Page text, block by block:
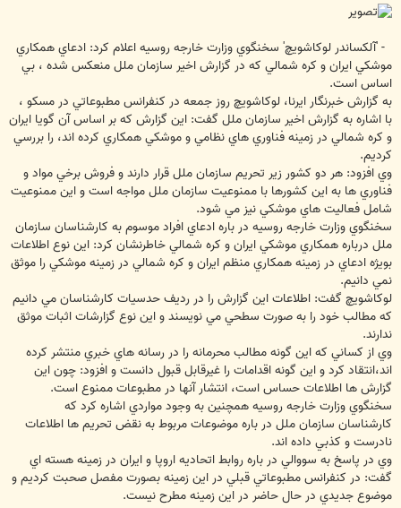
ت
- 'آلكساندر لوكاشويچ' سخنگوي وزارت خارجه روسيه اعلام كرد: ادعاي همكاري
موشكي ايران و كره شمالي كه در گزارش اخير سازمان ملل منعكس شده ، بي
اساس است.
به گزارش خبرنگار ايرنا، لوكاشويچ روز جمعه در كنفرانس مطبوعاتي در مسكو ،
با اشاره به گزارش اخير سازمان ملل گفت: اين گزارش كه بر اساس آن گويا ايران
و كره شمالي در زمينه فناوري هاي نظامي و موشكي همكاري كرده اند، را بررسي
كرديم.
وي افزود: هر دو كشور زير تحريم سازمان ملل قرار دارند و فروش برخي مواد و
فناوري ها به اين كشورها با ممنوعيت سازمان ملل مواجه است و اين ممنوعيت
شامل فعاليت هاي موشكي نيز مي شود.
سخنگوي وزارت خارجه روسيه در باره ادعاي افراد موسوم به كارشناسان سازمان
ملل درباره همكاري موشكي ايران و كره شمالي خاطرنشان كرد: اين نوع اطلاعات
بويژه ادعاي در زمينه همكاري منظم ايران و كره شمالي در زمينه موشكي را موثق
نمي دانيم.
لوكاشويچ گفت: اطلاعات اين گزارش را در رديف حدسيات كارشناسان مي دانيم
كه مطالب خود را به صورت سطحي مي نويسند و اين نوع گزارشات اثبات موثق
ندارند.
وي از كساني كه اين گونه مطالب محرمانه را در رسانه هاي خبري منتشر كرده
اند،انتقاد كرد و اين گونه اقدامات را غيرقابل قبول دانست و افزود: چون اين
گزارش ها اطلاعات حساس است، انتشار آنها در مطبوعات ممنوع است.
سخنگوي وزارت خارجه روسيه همچنين به وجود مواردي اشاره كرد كه
كارشناسان سازمان ملل در باره موضوعات مربوط به نقض تحريم ها اطلاعات
نادرست و كذبي داده اند.
وي در پاسخ به سووالي در باره روابط اتحاديه اروپا و ايران در زمينه هسته اي
گفت: در كنفرانس مطبوعاتي قبلي در اين زمينه بصورت مفصل صحبت كرديم و
موضوع جديدي در حال حاضر در اين زمينه مطرح نيست.